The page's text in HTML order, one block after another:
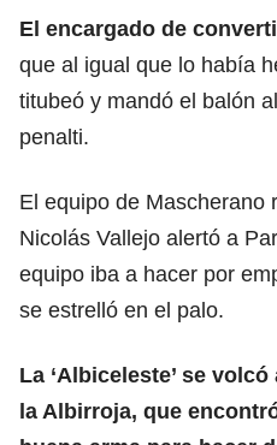
El encargado de
que al igual que lo había
titubeó y mandó el balón
penalti.
El equipo de Mascherano
Nicolás Vallejo alertó a
equipo iba a hacer por
se estrelló en el palo.
La ‘Albiceleste’ se
la Albirroja, que